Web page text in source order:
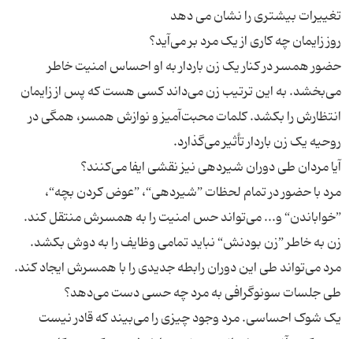
حضور همسر در کنار یک زن باردار به او احساس امنیت خاطر
می‌بخشد. به این ترتیب زن می‌داند کسی هست که پس از زایمان
انتظارش را بکشد. کلمات محبت‌آمیز و نوازش همسر، همگی در
مرد با حضور در تمام لحظات ”شیردهی“، ”عوض کردن بچه“،
”خواباندن“ و... می‌تواند حس امنیت را به همسرش منتقل کند.
زن به خاطر ”زن بودنش“ نباید تمامی وظایف را به دوش بکشد.
یک شوک احساسی. مرد وجود چیزی را می‌بیند که قادر نیست